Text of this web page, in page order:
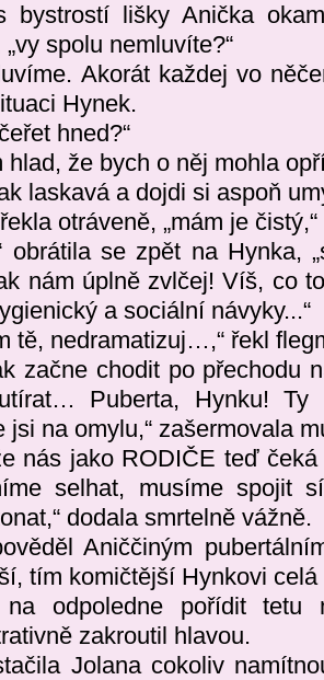
bystrostí lišky Anička
spolu nemluvíte?“
Akorát každej vo
Hynek.
hned?“
hlad, že bych o něj mohla
laskavá a dojdi si aspoň
otráveně, „mám je
obrátila se zpět na Hynka,
nám úplně zvlčej! Víš, co
a sociální návyky...“
tě, nedramatizuj…,“ řekl
začne chodit po přechodu
Puberta, Hynku!
jsi na omylu,“ zašermovala
nás jako RODIČE teď
selhat, musíme spojit
dodala smrtelně vážně.
Aniččiným
tím komičtější Hynkovi celá
odpoledne pořídit tetu
zakroutil hlavou.
Jolana cokoliv